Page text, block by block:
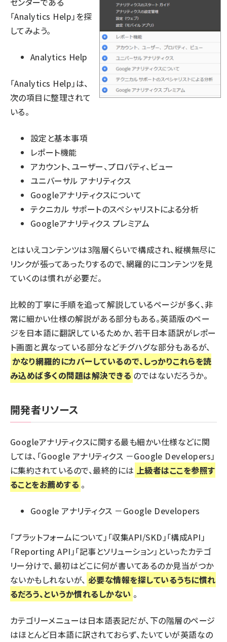
「Analytics Help」を探
してみよう。
Analytics Help
「Analytics Help」は、
次の項目に整理されて
いる。
設定と基本事項
レポート機能
アカウント、ユーザー、プロパティ、ビュー
ユニバーサル アナリティクス
Googleアナリティクスについて
テクニカル サポートのスペシャリストによる分析
Googleアナリティクス プレミアム
とはいえコンテンツは3階層くらいで構成され、縦横無尽に
リンクが張ってあったりするので、網羅的にコンテンツを見
ていくのは慣れが必要だ。
比較的丁寧に手順を追って解説しているページが多く、非
常に細かい仕様の解説がある部分もある。英語版のペー
ジを日本語に翻訳しているためか、若干日本語訳がレポー
ト画面と異なっている部分などチグハグな部分もあるが、
かなり網羅的にカバーしているので、しっかりこれらを読
み込めば多くの問題は解決できる のではないだろうか。
開発者リソース
Googleアナリティクスに関する最も細かい仕様などに関
しては、「Google アナリティクス －Google Developers」
に集約されているので、最終的には 上級者はここを参照す
ることをお薦めする 。
Google アナリティクス －Google Developers
「プラットフォームについて」「収集API/SKD」「構成API」
「Reporting API」「記事とソリューション」といったカテゴ
リー分けで、最初はどこに何が書いてあるのか見当がつか
ないかもしれないが、 必要な情報を探しているうちに慣れ
るだろう、というか慣れるしかない 。
カテゴリーメニューは日本語表記だが、下の階層のページ
はほとんど日本語に訳されておらず、たいていが英語なの